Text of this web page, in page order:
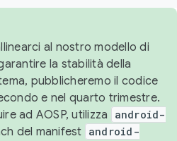
al nostro modello di
la stabilità della
pubblicheremo il codice
e nel quarto trimestre.
ad AOSP, utilizza
android-
del manifest android-